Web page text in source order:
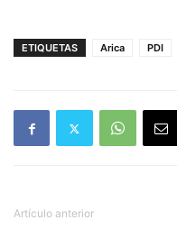
ETIQUETAS Arica PDI
Artículo anterior